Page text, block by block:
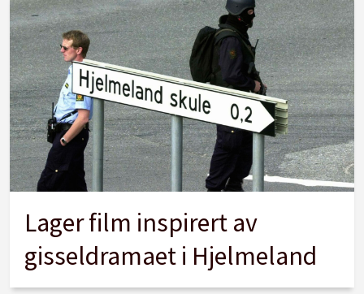
Lager film inspirert av
gisseldramaet i Hjelmeland